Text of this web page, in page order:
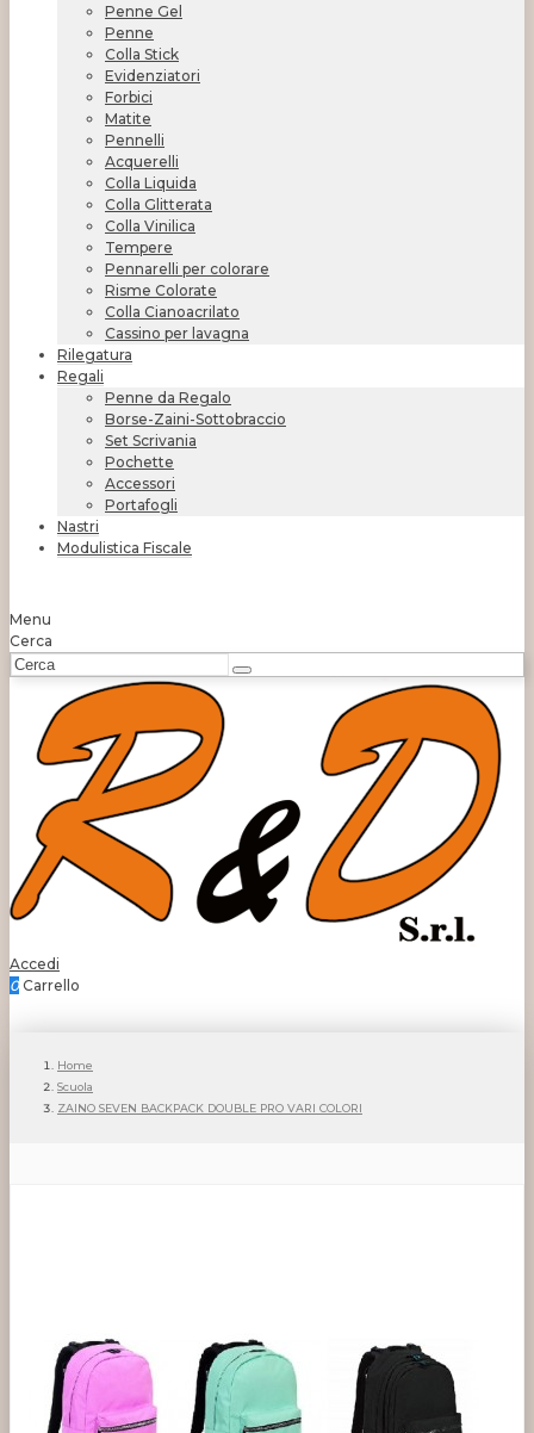
Penne Gel
Penne
Colla Stick
Evidenziatori
Forbici
Matite
Pennelli
Acquerelli
Colla Liquida
Colla Glitterata
Colla Vinilica
Tempere
Pennarelli per colorare
Risme Colorate
Colla Cianoacrilato
Cassino per lavagna
Rilegatura
Regali
Penne da Regalo
Borse-Zaini-Sottobraccio
Set Scrivania
Pochette
Accessori
Portafogli
Nastri
Modulistica Fiscale
Menu
Cerca
Accedi
0 Carrello
Home
Scuola
ZAINO SEVEN BACKPACK DOUBLE PRO VARI COLORI